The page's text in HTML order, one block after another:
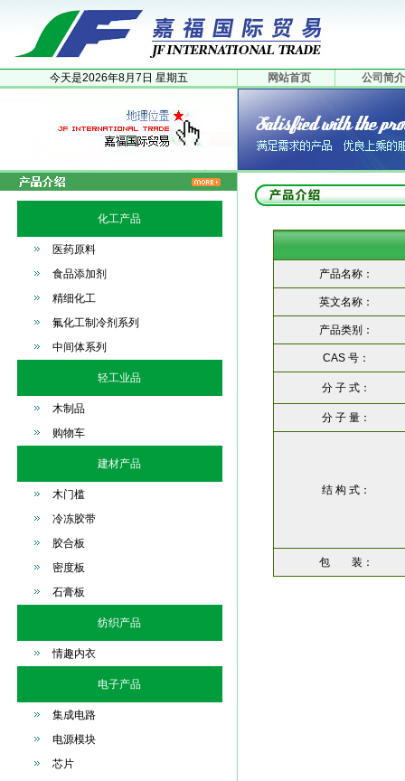
今天是2026年8月 7日 星期五 网站首页 公司简介
化工产品
医药原料
食品添加剂
精细化工
氟化工制冷剂系列
中间体系列
轻工业品
木制品
购物车
建材产品
木门槛
冷冻胶带
胶合板
密度板
石膏板
纺织产品
情趣内衣
电子产品
集成电路
电源模块
芯片
产品名称：
英文名称：
产品类别：
CAS 号：
分 子 式：
分 子 量：
结 构 式：
包 装：